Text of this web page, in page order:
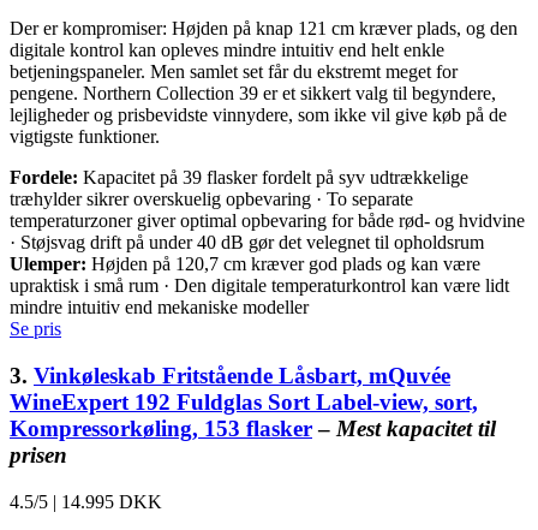
Der er kompromiser: Højden på knap 121 cm kræver plads, og den
digitale kontrol kan opleves mindre intuitiv end helt enkle
betjeningspaneler. Men samlet set får du ekstremt meget for
pengene. Northern Collection 39 er et sikkert valg til begyndere,
lejligheder og prisbevidste vinnydere, som ikke vil give køb på de
vigtigste funktioner.
Fordele: Kapacitet på 39 flasker fordelt på syv udtrækkelige
træhylder sikrer overskuelig opbevaring · To separate
temperaturzoner giver optimal opbevaring for både rød- og hvidvine
· Støjsvag drift på under 40 dB gør det velegnet til opholdsrum
Ulemper: Højden på 120,7 cm kræver god plads og kan være
upraktisk i små rum · Den digitale temperaturkontrol kan være lidt
mindre intuitiv end mekaniske modeller
Se pris
3. Vinkøleskab Fritstående Låsbart, mQuvée
WineExpert 192 Fuldglas Sort Label-view, sort,
Kompressorkøling, 153 flasker– Mest kapacitet til
prisen
4.5/5 | 14.995 DKK